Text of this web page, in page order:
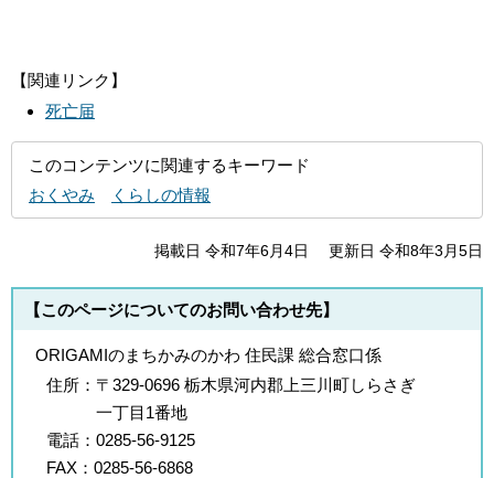
【関連リンク】
死亡届
このコンテンツに関連するキーワード
おくやみ
くらしの情報
掲載日 令和7年6月4日 更新日 令和8年3月5日
【このページについてのお問い合わせ先】
ORIGAMIのまちかみのかわ 住民課 総合窓口係
住所： 〒329-0696 栃木県河内郡上三川町しらさぎ
一丁目1番地
電話： 0285-56-9125
FAX： 0285-56-6868